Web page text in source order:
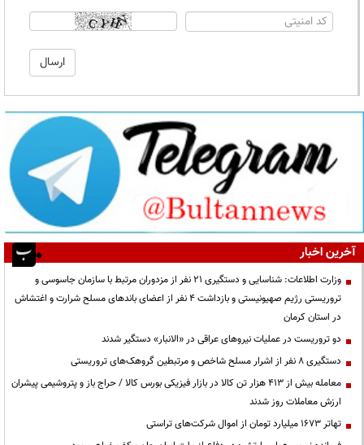
آخرین اخبار
وزارت اطلاعات: شناسایی و دستگیری ۲۱ نفر از مزدوران مرتبط با سازمان جاسوسی و
تروریستی رژیم صهیونیستی و بازداشت ۴ نفر از اعضای باندهای مسلح شرارت و اغتشاش
در استان کرمان
دو تروریست در عملیات نیروهای عراقی در «الانبار» دستگیر شدند
دستگیری ۸ نفر از اشرار مسلح شاخص و مرتبطین گروهک‌های تروریستی
معامله بیش از ۴۱۳ هزار تن کالا در بازار فیزیکی بورس کالا / حراج باز و پتروشیمی پیشران
ارزش معاملات روز شدند
تهاتر ۱۶۷۳ میلیارد تومان از اموال شرکت‌های تراستی